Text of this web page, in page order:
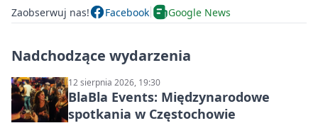
Zaobserwuj nas! Facebook Google News
Nadchodzące wydarzenia
12 sierpnia 2026, 19:30
BlaBla Events: Międzynarodowe
spotkania w Częstochowie